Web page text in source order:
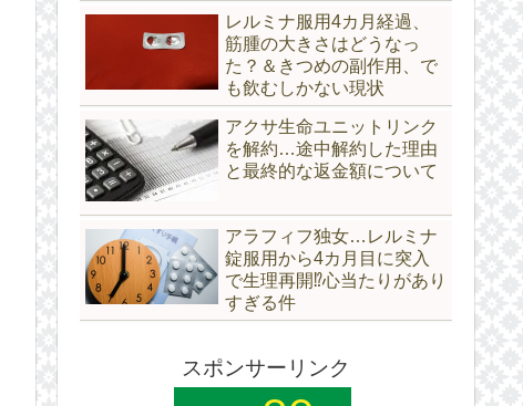
レルミナ服用4カ月経過、
筋腫の大きさはどうなっ
た？＆きつめの副作用、で
も飲むしかない現状
アクサ生命ユニットリンク
を解約…途中解約した理由
と最終的な返金額について
アラフィフ独女…レルミナ
錠服用から4カ月目に突入
で生理再開⁉心当たりがあり
すぎる件
スポンサーリンク